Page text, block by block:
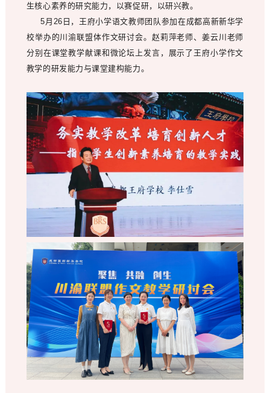
生核心素养的研究能力，以赛促研，以研兴教。
5月26日，王府小学语文教师团队参加在成都高新新华学
校举办的川渝联盟体作文研讨会。赵莉萍老师、姜云川老师
分别在课堂教学献课和微论坛上发言，展示了王府小学作文
教学的研发能力与课堂建构能力。